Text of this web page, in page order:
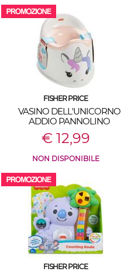
FISHER PRICE
VASINO DELL'UNICORNO
ADDIO PANNOLINO
€ 12,99
NON DISPONIBILE
FISHER PRICE